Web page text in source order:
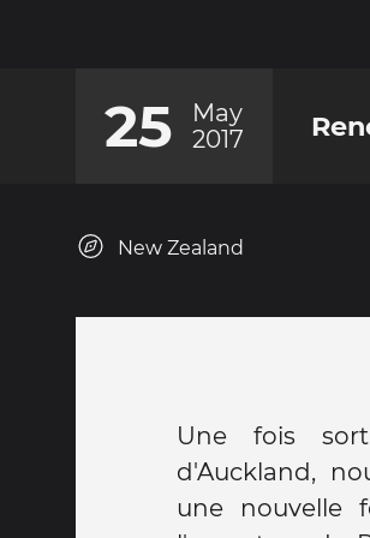
25
May
2017
New Zealand
Une fois
d'Auckland,
une nouvelle